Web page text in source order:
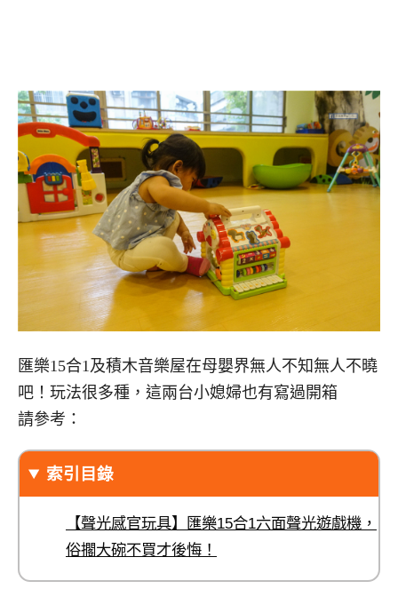
匯樂15合1及積木音樂屋在母嬰界無人不知無人不曉
吧！玩法很多種，這兩台小媳婦也有寫過開箱
請參考：
索引目錄
【聲光感官玩具】匯樂15合1六面聲光遊戲機，
俗擱大碗不買才後悔！